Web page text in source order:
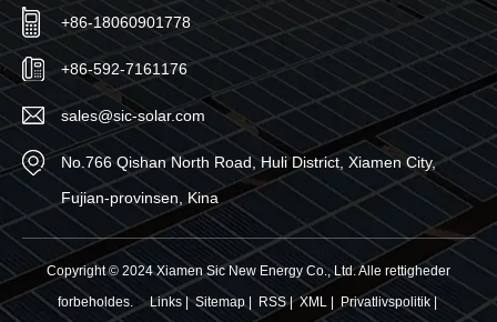
+86-18060901778
+86-592-7161176
sales@sic-solar.com
No.766 Qishan North Road, Huli District, Xiamen City,
Fujian-provinsen, Kina
Copyright © 2024 Xiamen Sic New Energy Co., Ltd. Alle rettigheder
forbeholdes.Links|Sitemap| RSS|XML| Privatlivspolitik|